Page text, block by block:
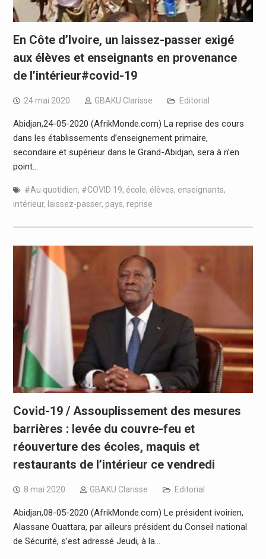
En Côte d’Ivoire, un laissez-passer exigé
aux élèves et enseignants en provenance
de l’intérieur#covid-19
24 mai 2020 GBAKU Clarisse Editorial
Abidjan,24-05-2020 (AfrikMonde.com) La reprise des cours
dans les établissements d’enseignement primaire,
secondaire et supérieur dans le Grand-Abidjan, sera à n’en
point…
#Au quotidien, #COVID 19, école, élèves, enseignants,
intérieur, laissez-passer, pays, reprise
Covid-19 / Assouplissement des mesures
barrières : levée du couvre-feu et
réouverture des écoles, maquis et
restaurants de l’intérieur ce vendredi
8 mai 2020 GBAKU Clarisse Editorial
Abidjan,08-05-2020 (AfrikMonde.com) Le président ivoirien,
Alassane Ouattara, par ailleurs président du Conseil national
de Sécurité, s’est adressé Jeudi, à la…